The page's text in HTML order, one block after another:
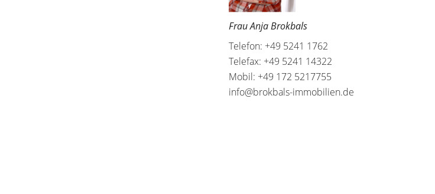
Frau Anja Brokbals
Telefon: +49 5241 1762
Telefax: +49 5241 14322
Mobil: +49 172 5217755
info@brokbals-immobilien.de